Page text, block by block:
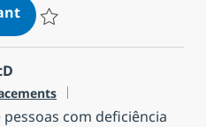
Agile Coach
com deficiência